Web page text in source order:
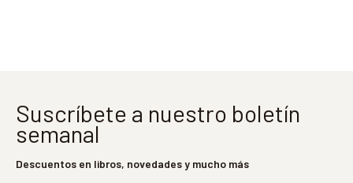
Suscríbete a nuestro boletín
semanal
Descuentos en libros, novedades y mucho más